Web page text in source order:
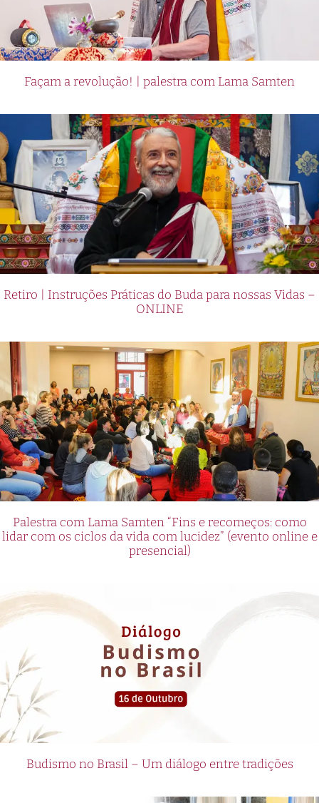
Façam a revolução! | palestra com Lama Samten
Retiro | Instruções Práticas do Buda para nossas Vidas –
ONLINE
Palestra com Lama Samten “Fins e recomeços: como
lidar com os ciclos da vida com lucidez” (evento online e
presencial)
Budismo no Brasil – Um diálogo entre tradições